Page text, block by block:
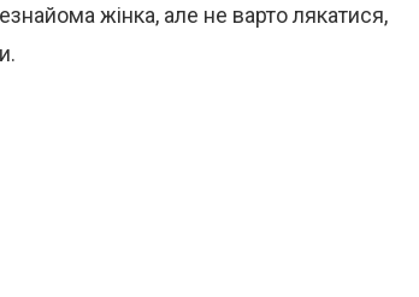
жінка, але не варто лякатися,